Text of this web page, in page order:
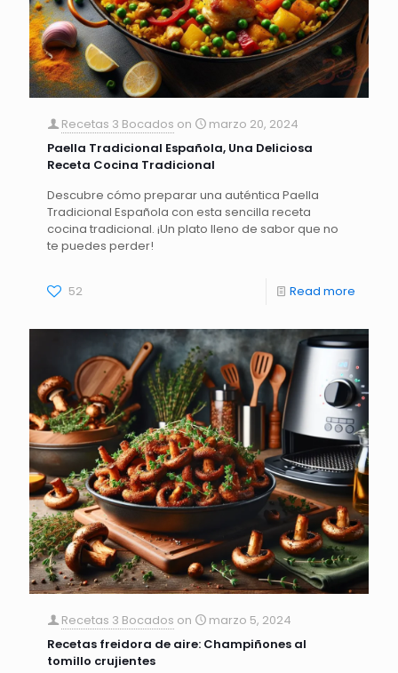
Recetas 3 Bocados on
marzo 20, 2024
Paella Tradicional Española, Una Deliciosa
Receta Cocina Tradicional
Descubre cómo preparar una auténtica Paella
Tradicional Española con esta sencilla receta
cocina tradicional. ¡Un plato lleno de sabor que no
te puedes perder!
52 Read more
Recetas 3 Bocados on
marzo 5, 2024
Recetas freidora de aire: Champiñones al
tomillo crujientes